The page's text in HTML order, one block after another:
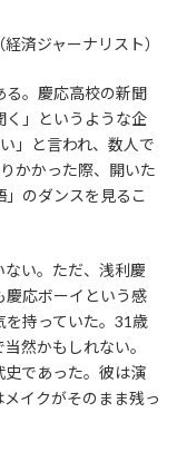
済ジャーナリスト）
。慶応高校の新聞
く」というような企
」と言われ、数人で
かかった際、開いた
」のダンスを見るこ
い。ただ、浅利慶
慶応ボーイという感
を持っていた。31歳
然かもしれない。
史であった。彼は演
イクがそのまま残っ